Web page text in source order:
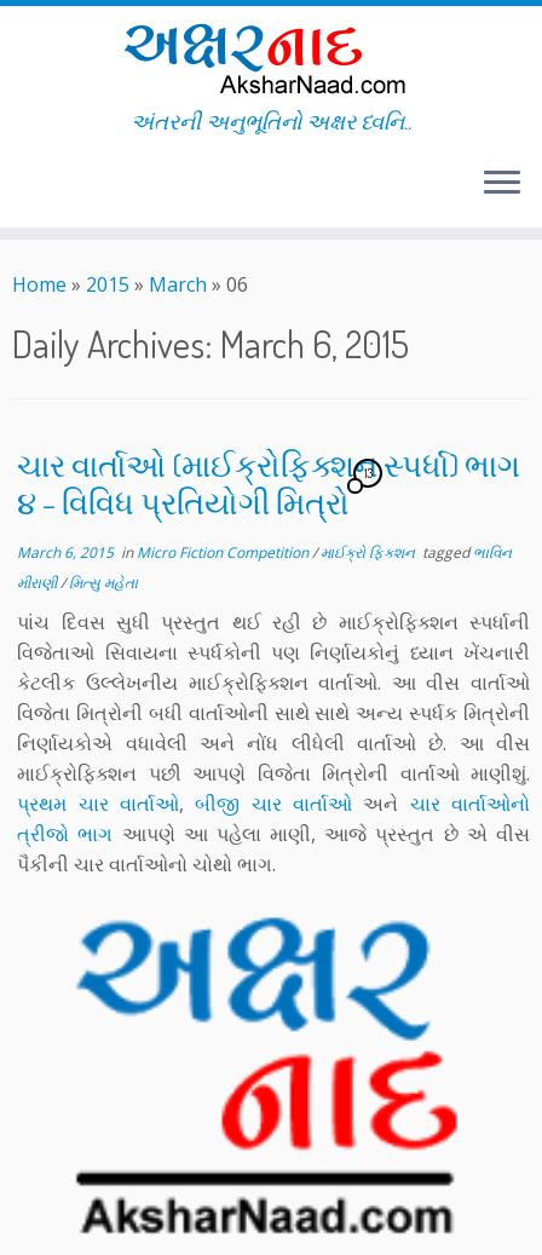
to
અંતરની અનુભૂતિનો અક્ષર ધ્વનિ..
Home » 2015 » March » 06
Daily Archives: March 6, 2015
ચાર વાર્તાઓ (માઈક્રોફિક્શન સ્પર્ધા) ભાગ
૪ – વિવિધ પ્રતિયોગી મિત્રો
13
March 6, 2015inMicro Fiction Competition/માઈક્રો ફિક્શન taggedભાવિન
મીરાણી/મિત્સુ મહેતા
પાંચ દિવસ સુધી પ્રસ્તુત થઈ રહી છે માઈક્રોફિક્શન સ્પર્ધાની
વિજેતાઓ સિવાયના સ્પર્ધકોની પણ નિર્ણાયકોનું ધ્યાન ખેંચનારી
કેટલીક ઉલ્લેખનીય માઈક્રોફિક્શન વાર્તાઓ. આ વીસ વાર્તાઓ
વિજેતા મિત્રોની બધી વાર્તાઓની સાથે સાથે અન્ય સ્પર્ધક મિત્રોની
નિર્ણાયકોએ વધાવેલી અને નોંધ લીધેલી વાર્તાઓ છે. આ વીસ
માઈક્રોફિક્શન પછી આપણે વિજેતા મિત્રોની વાર્તાઓ માણીશું.
પ્રથમ ચાર વાર્તાઓ,બીજી ચાર વાર્તાઓઅને ચાર વાર્તાઓનો
ત્રીજો ભાગ આપણે આ પહેલા માણી, આજે પ્રસ્તુત છે એ વીસ
પૈકીની ચાર વાર્તાઓનો ચોથો ભાગ.